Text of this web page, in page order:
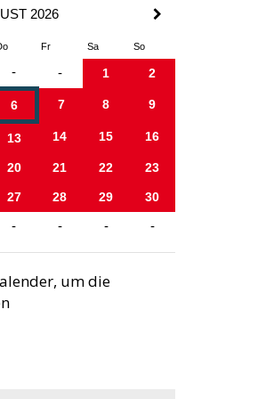
2026
Fr Sa So
- - 1 2
6 7 8 9
13 14 15 16
20 21 22 23
27 28 29 30
- - - -
um die